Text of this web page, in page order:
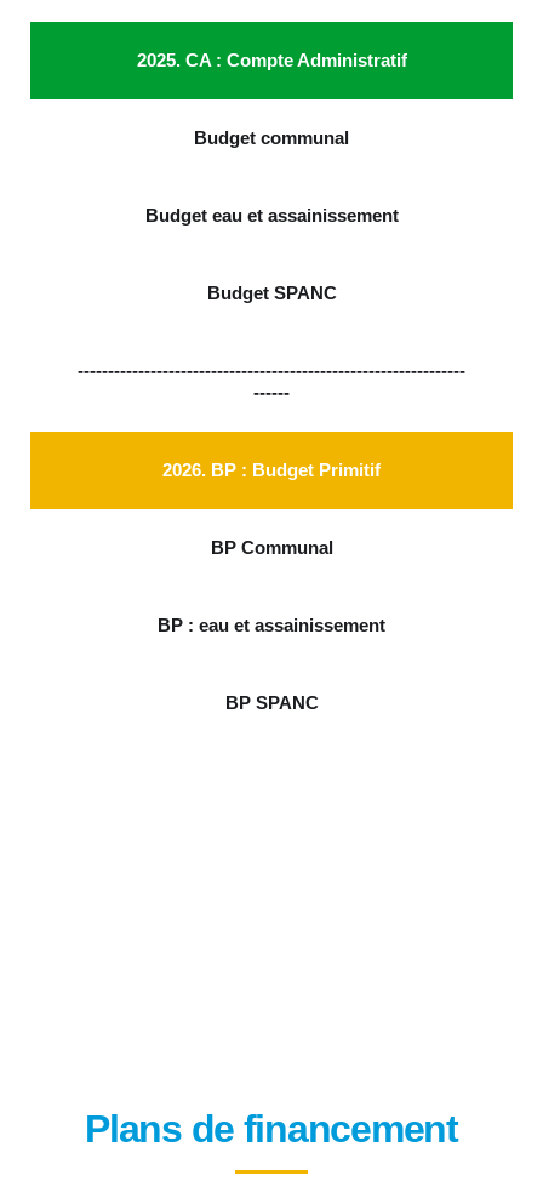
2025. CA : Compte Administratif
Budget communal
Budget eau et assainissement
Budget SPANC
----------------------------------------------------------------
------
2026. BP : Budget Primitif
BP Communal
BP : eau et assainissement
BP SPANC
Plans de financement